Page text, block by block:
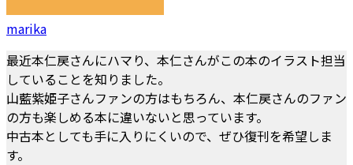
marika
最近本仁戻さんにハマり、本仁さんがこの本のイラスト担当
していることを知りました。
山藍紫姫子さんファンの方はもちろん、本仁戻さんのファン
の方も楽しめる本に違いないと思っています。
中古本としても手に入りにくいので、ぜひ復刊を希望しま
す。